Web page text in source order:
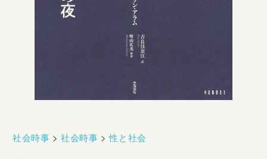
社会時事 >社会時事 >性と社会